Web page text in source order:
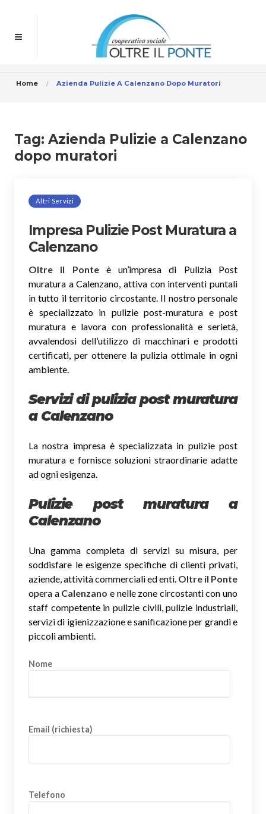
Home Azienda Pulizie A Calenzano Dopo Muratori
Tag: Azienda Pulizie a Calenzano
dopo muratori
Altri Servizi
Impresa Pulizie Post Muratura a
Calenzano
Oltre il Ponteè un’impresa di Pulizia Post
muratura a Calenzano, attiva con interventi puntali
in tutto il territorio circostante. Il nostro personale
è specializzato in pulizie post-muratura e post
muratura e lavora con professionalità e serietà,
avvalendosi dell’utilizzo di macchinari e prodotti
certificati, per ottenere la pulizia ottimale in ogni
ambiente.
Servizi di pulizia post muratura
a Calenzano
La nostra impresa è specializzata in pulizie post
muratura e fornisce soluzioni straordinarie adatte
ad ogni esigenza.
Pulizie post muratura a
Calenzano
Una gamma completa di servizi su misura, per
soddisfare le esigenze specifiche di clienti privati,
aziende, attività commerciali ed enti. Oltre il Ponte
opera a Calenzano e nelle zone circostanti con uno
staff competente in pulizie civili, pulizie industriali,
servizi di igienizzazione e sanificazione per grandi e
piccoli ambienti.
Nome
Email (richiesta)
Telefono